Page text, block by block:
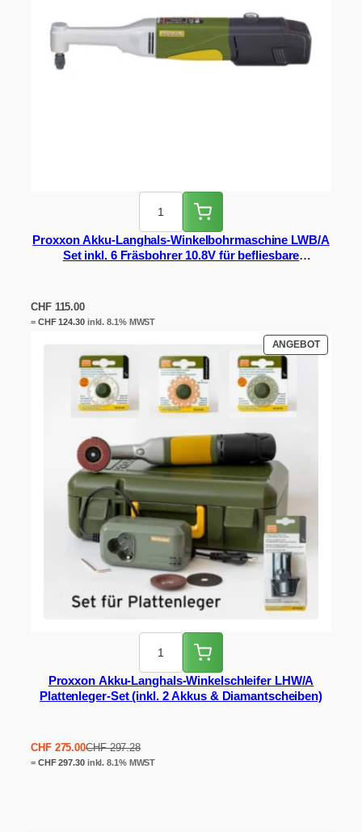
Proxxon Akku-Langhals-Winkelbohrmaschine LWB/A
Set inkl. 6 Fräsbohrer 10.8V für befliesbare
CHF115.00
= CHF124.30inkl. 8.1% MWST
ANGEBOT
IM
Proxxon Akku-Langhals-Winkelschleifer LHW/A
Plattenleger-Set (inkl. 2 Akkus & Diamantscheiben)
CHF297.28
Ursprünglicher
Preis
CHF275.00
Aktueller
Preis
= CHF297.30inkl. 8.1% MWST